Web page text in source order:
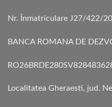
Nr. Înmatriculare J27/422/
BANCA ROMANA DE
Localitatea Gheraesti, jud.